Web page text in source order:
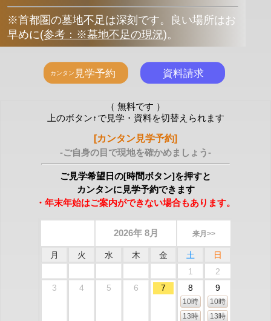
※首都圏の墓地不足は深刻です。良い場所はお
早めに(参考：※墓地不足の現況)。
（ 無料です ）
上のボタン↑で見学・資料を切替えられます
[カンタン見学予約]
-ご自身の目で現地を確かめましょう-
ご見学希望日の[時間ボタン]を押すと
カンタンに見学予約できます
・年末年始はご案内ができない場合もあります。
2026年 8月 来月>>
月 火 水 木 金 土
日
1
2
3
4 5 6 7 8
10時
13時
9
10時
13時